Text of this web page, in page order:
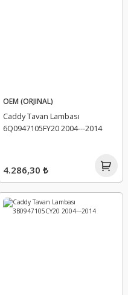
OEM (ORJINAL)
Caddy Tavan Lambası
6Q0947105FY20 2004---2014
4.286,30 ₺